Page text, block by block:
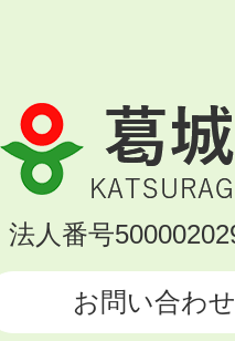
葛
城
市
KATSURAGI
法人番号
お問い合わせ